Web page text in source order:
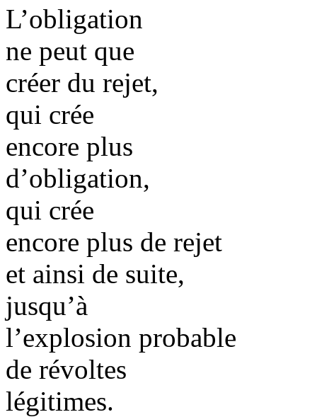
L’obligation
ne peut que
créer du rejet,
qui crée
encore plus
d’obligation,
qui crée
encore plus de rejet
et ainsi de suite,
jusqu’à
l’explosion probable
de révoltes
légitimes.